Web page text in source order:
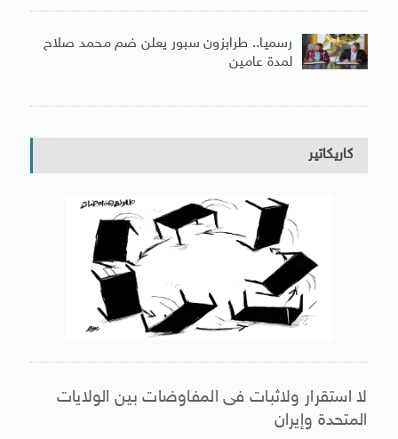
رسميا.. طرابزون سبور يعلن ضم محمد صلاح
لمدة عامين
كاريكاتير
لا استقرار ولاثبات فى المفاوضات بين الولايات
المتحدة وإيران